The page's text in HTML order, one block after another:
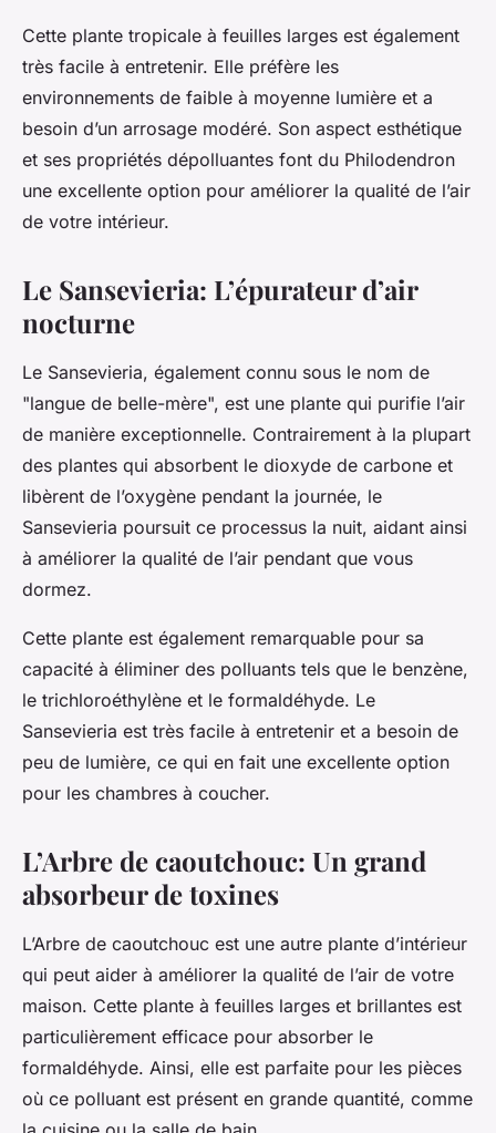
Cette plante tropicale à feuilles larges est également
très facile à entretenir. Elle préfère les
environnements de faible à moyenne lumière et a
besoin d’un arrosage modéré. Son aspect esthétique
et ses propriétés dépolluantes font du Philodendron
une excellente option pour améliorer la qualité de l’air
de votre intérieur.
Le Sansevieria: L’épurateur d’air
nocturne
Le Sansevieria, également connu sous le nom de
"langue de belle-mère", est une plante qui purifie l’air
de manière exceptionnelle. Contrairement à la plupart
des plantes qui absorbent le dioxyde de carbone et
libèrent de l’oxygène pendant la journée, le
Sansevieria poursuit ce processus la nuit, aidant ainsi
à améliorer la qualité de l’air pendant que vous
dormez.
Cette plante est également remarquable pour sa
capacité à éliminer des polluants tels que le benzène,
le trichloroéthylène et le formaldéhyde. Le
Sansevieria est très facile à entretenir et a besoin de
peu de lumière, ce qui en fait une excellente option
pour les chambres à coucher.
L’Arbre de caoutchouc: Un grand
absorbeur de toxines
L’Arbre de caoutchouc est une autre plante d’intérieur
qui peut aider à améliorer la qualité de l’air de votre
maison. Cette plante à feuilles larges et brillantes est
particulièrement efficace pour absorber le
formaldéhyde. Ainsi, elle est parfaite pour les pièces
où ce polluant est présent en grande quantité, comme